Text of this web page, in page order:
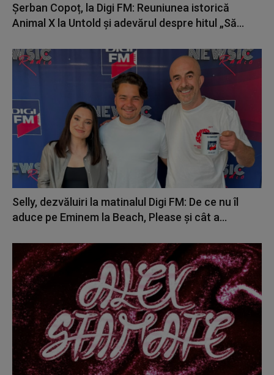
Șerban Copoț, la Digi FM: Reuniunea istorică
Animal X la Untold și adevărul despre hitul „Să...
Selly, dezvăluiri la matinalul Digi FM: De ce nu îl
aduce pe Eminem la Beach, Please și cât a...